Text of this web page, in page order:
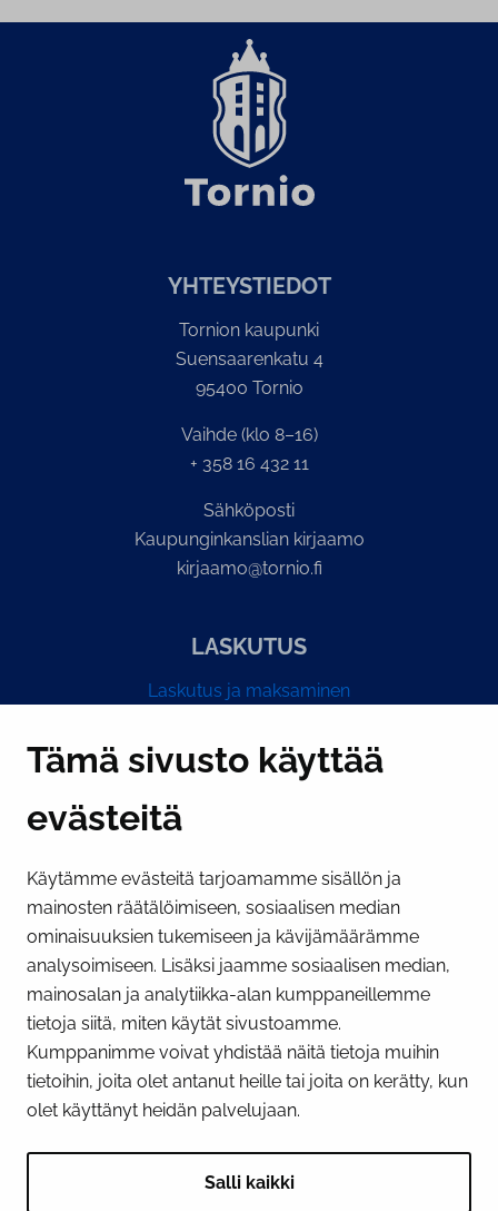
Tämä sivusto käyttää
evästeitä
Käytämme evästeitä tarjoamamme sisällön ja
mainosten räätälöimiseen, sosiaalisen median
ominaisuuksien tukemiseen ja kävijämäärämme
analysoimiseen. Lisäksi jaamme sosiaalisen median,
mainosalan ja analytiikka-alan kumppaneillemme
tietoja siitä, miten käytät sivustoamme.
Kumppanimme voivat yhdistää näitä tietoja muihin
tietoihin, joita olet antanut heille tai joita on kerätty, kun
olet käyttänyt heidän palvelujaan.
Salli kaikki
YH­TEYS­TIE­DOT
Tornion kaupunki
Suensaarenkatu 4
95400 Tornio
Vaihde (klo 8–16)
+ 358 16 432 11
Sähköposti
Kaupunginkanslian kirjaamo
kirjaamo@tornio.fi
LASKUTUS
Laskutus ja maksaminen
PI­KA­LINK­KE­JÄ
Näytä evästeasetukseni
SOSIAALINEN MEDIA
Facebook InstagramYouTube